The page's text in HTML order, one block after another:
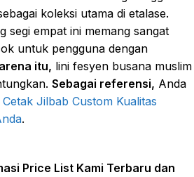
koleksi utama di etalase.
segi empat ini memang sangat
untuk pengguna dengan
itu, lini fesyen busana muslim
Sebagai referensi, Anda
Cetak Jilbab Custom Kualitas
.
Price List Kami Terbaru dan